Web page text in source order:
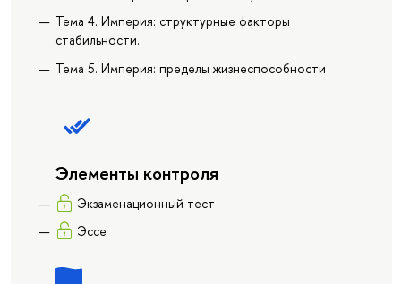
Тема 4. Империя: структурные факторы
стабильности.
Тема 5. Империя: пределы жизнеспособности
Элементы контроля
Экзаменационный тест
Эссе